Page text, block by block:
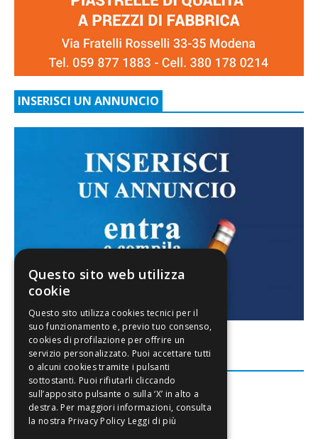
INSERISCI UN ANNUNCIO
FACEBOOK
Questo sito web utilizza
cookie
Leggi di più